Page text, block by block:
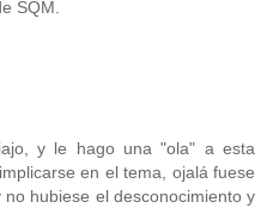
SQM.
y le hago una "ola" a esta
en el tema, ojalá fuese
hubiese el desconocimiento y